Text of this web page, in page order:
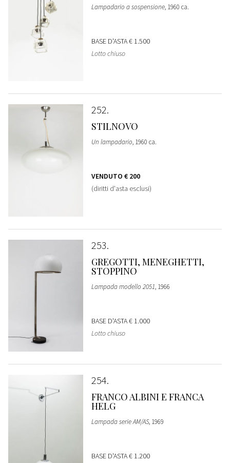
Lampadario a sospensione, 1960 ca.
BASE D'ASTA€ 1.500
Lotto chiuso
252
STILNOVO
Un lampadario, 1960 ca.
VENDUTO € 200
(diritti d'asta esclusi)
253
GREGOTTI, MENEGHETTI,
STOPPINO
Lampada modello 2051, 1966
BASE D'ASTA€ 1.000
Lotto chiuso
254
FRANCO ALBINI E FRANCA
HELG
Lampada serie AM/AS, 1969
BASE D'ASTA€ 1.200